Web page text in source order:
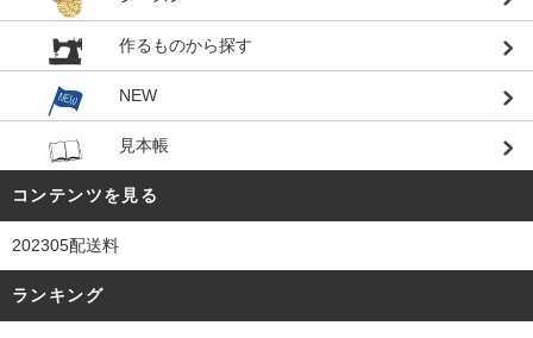
作るものから探す
NEW
見本帳
コンテンツを見る
202305配送料
ランキング